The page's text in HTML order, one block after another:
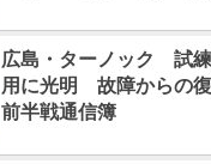
広島・ターノック 試
用に光明 故障からの
前半戦通信簿